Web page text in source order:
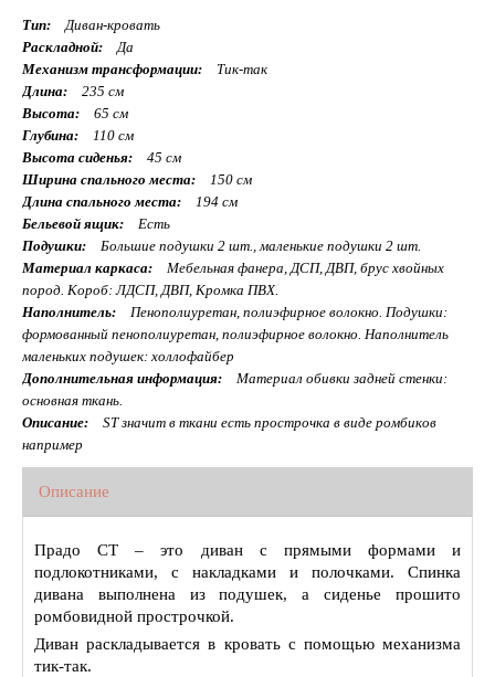
Тип:
Диван-кровать
Раскладной:
Да
Механизм трансформации:
Тик-так
Длина:
235 см
Высота:
65 см
Глубина:
110 см
Высота сиденья:
45 см
Ширина спального места:
150 см
Длина спального места:
194 см
Бельевой ящик:
Есть
Подушки:
Большие подушки 2 шт., маленькие подушки 2 шт.
Материал каркаса:
Мебельная фанера, ДСП, ДВП, брус хвойных
пород. Короб: ЛДСП, ДВП, Кромка ПВХ.
Наполнитель:
Пенополиуретан, полиэфирное волокно. Подушки:
формованный пенополиуретан, полиэфирное волокно. Наполнитель
маленьких подушек: холлофайбер
Дополнительная информация:
Материал обивки задней стенки:
основная ткань.
Описание:
ST значит в ткани есть прострочка в виде ромбиков
например
Описание
Прадо СТ – это диван с прямыми формами и
подлокотниками, с накладками и полочками. Спинка
дивана выполнена из подушек, а сиденье прошито
ромбовидной прострочкой.
Диван раскладывается в кровать с помощью механизма
тик-так.